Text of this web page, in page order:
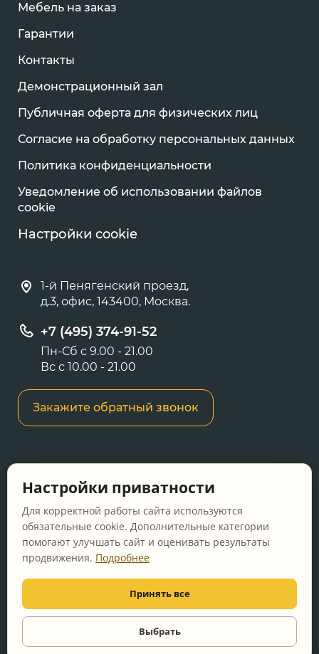
консультация
Мебель на заказ
Гарантии
Контакты
Демонстрационный зал
Публичная оферта для физических лиц
Согласие на обработку персональных данных
Политика конфиденциальности
Уведомление об использовании файлов
cookie
Настройки cookie
1-й Пенягенский проезд,
д.3, офис, 143400, Москва.
+7 (495) 374-91-52
Пн-Сб с 9.00 - 21.00
Вс с 10.00 - 21.00
Закажите обратный звонок
сайте носит информационный характер и не
является публичной офертой, определяемой
положениями Статьи 437 ГК РФ.
Перед оформлением заказа уточняйте
актуальную цену у менеджера по телефону.
© 2011-2026 Vanna-ya.ru - мебель для ванной
Все права защищены
Настройки приватности
Для корректной работы сайта используются
обязательные cookie. Дополнительные категории
помогают улучшать сайт и оценивать результаты
продвижения. Подробнее
Принять все
Выбрать